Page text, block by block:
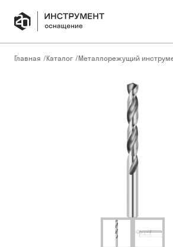
Главная /Каталог /Металлорежущий